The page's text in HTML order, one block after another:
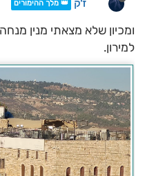
ז'ק 👑 מלך ההימורים
ומכיון שלא מצאתי מנין
למירון.